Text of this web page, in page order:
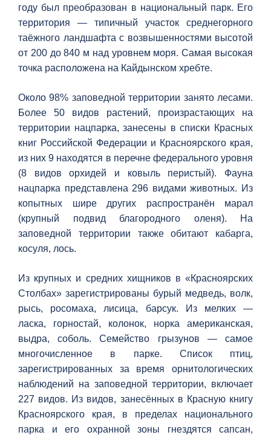
году был преобразован в национальный парк. Его
территория — типичный участок среднегорного
таёжного ландшафта с возвышенностями высотой
от 200 до 840 м над уровнем моря. Самая высокая
точка расположена на Кайдынском хребте.
Около 98% заповедной территории занято лесами.
Более 50 видов растений, произрастающих на
территории нацпарка, занесены в списки Красных
книг Российской Федерации и Красноярского края,
из них 9 находятся в перечне федерального уровня
(8 видов орхидей и ковыль перистый). Фауна
нацпарка представлена 296 видами животных. Из
копытных шире других распространён марал
(крупный подвид благородного оленя). На
заповедной территории также обитают кабарга,
косуля, лось.
Из крупных и средних хищников в «Красноярских
Столбах» зарегистрированы бурый медведь, волк,
рысь, росомаха, лисица, барсук. Из мелких —
ласка, горностай, колонок, норка американская,
выдра, соболь. Семейство грызунов — самое
многочисленное в парке. Список птиц,
зарегистрированных за время орнитологических
наблюдений на заповедной территории, включает
227 видов. Из видов, занесённых в Красную книгу
Красноярского края, в пределах национального
парка и его охранной зоны гнездятся сапсан,